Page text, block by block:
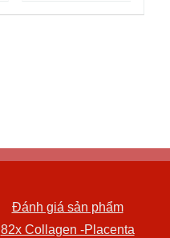
Đánh giá sản phẩm
82x Collagen -Placenta